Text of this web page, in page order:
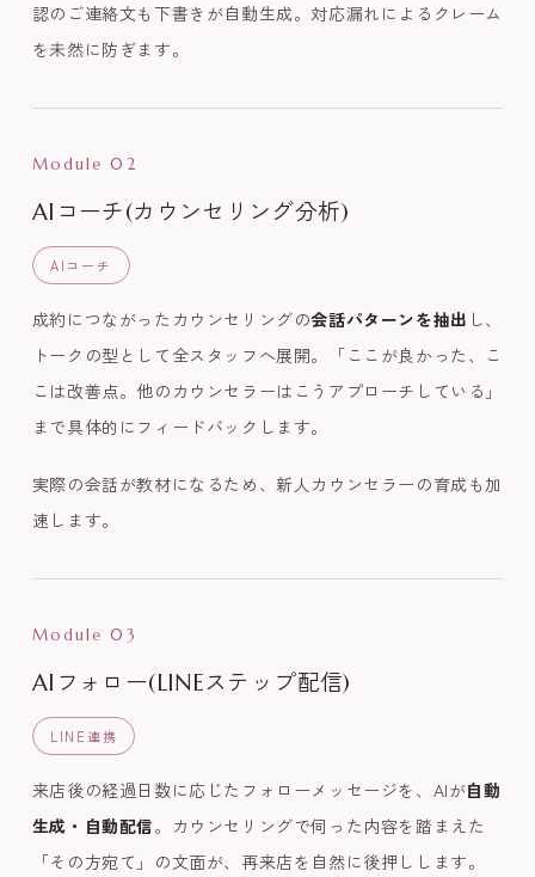
認のご連絡文も下書きが自動生成。対応漏れによるクレーム
を未然に防ぎます。
Module 02
AIコーチ(カウンセリング分析)
AIコーチ
成約につながったカウンセリングの会話パターンを抽出 し、
トークの型として全スタッフへ展開。「ここが良かった、こ
こは改善点。他のカウンセラーはこうアプローチしている」
まで具体的にフィードバックします。
実際の会話が教材になるため、新人カウンセラーの育成も加
速します。
Module 03
AIフォロー(LINEステップ配信)
LINE連携
来店後の経過日数に応じたフォローメッセージを、AIが自動
生成・自動配信。カウンセリングで伺った内容を踏まえた
「その方宛て」の文面が、再来店を自然に後押しします。